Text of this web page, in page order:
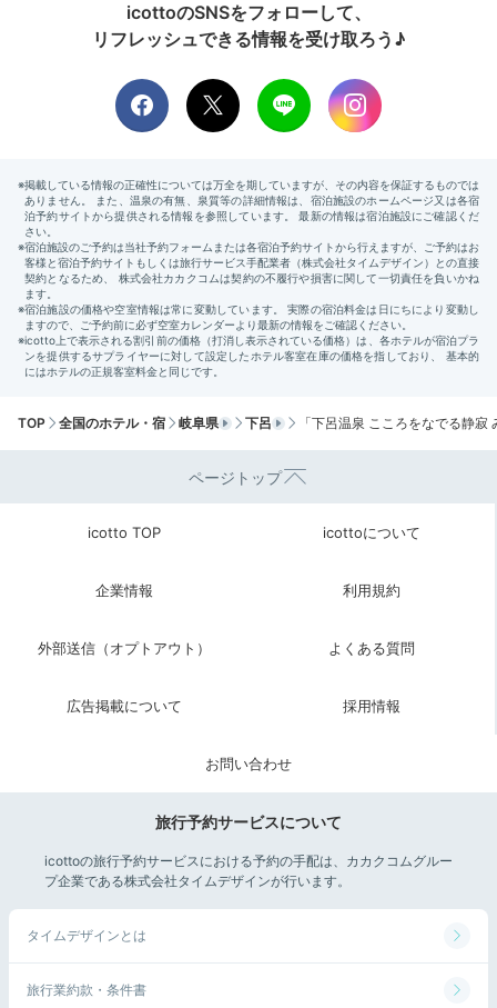
icottoのSNSをフォローして、
リフレッシュできる情報を受け取ろう♪
TOP 全国のホテル・宿 岐阜県 下呂 「下呂温泉 こころをなでる静寂
ページトップ
icotto TOP icottoについて
企業情報 利用規約
外部送信（オプトアウト） よくある質問
広告掲載について 採用情報
お問い合わせ
旅行予約サービスについて
icottoの旅行予約サービスにおける予約の手配は、カカクコムグルー
プ企業である株式会社タイムデザインが行います。
タイムデザインとは
旅行業約款・条件書